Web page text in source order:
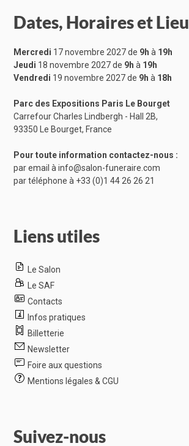
Dates, Horaires et Lieu
Mercredi 17 novembre 2027 de 9hà 19h
Jeudi 18 novembre 2027 de 9hà 19h
Vendredi 19 novembre 2027 de 9hà 18h
Parc des Expositions Paris Le Bourget
Carrefour Charles Lindbergh - Hall 2B,
93350 Le Bourget, France
Pour toute information contactez-nous :
par email àinfo@salon-funeraire.com
par téléphone à +33 (0)1 44 26 26 21
Liens utiles
Le Salon
Le SAF
Contacts
Infos pratiques
Billetterie
Newsletter
Foire aux questions
Mentions légales & CGU
Suivez-nous